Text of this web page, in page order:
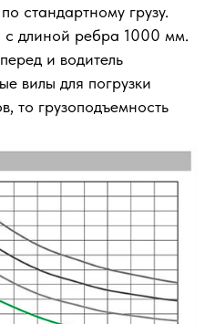
стандартному грузу.
с длиной ребра 1000 мм.
и водитель
вилы для погрузки
то грузоподъемность